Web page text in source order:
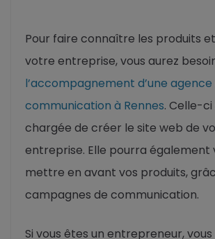
Pour faire connaître les produits
votre entreprise, vous aurez
l’accompagnement d’une agence
communication à Rennes. Celle-
chargée de créer le site web de
entreprise. Elle pourra également
mettre en avant vos produits,
campagnes de communication.
Si vous êtes un entrepreneur, vous